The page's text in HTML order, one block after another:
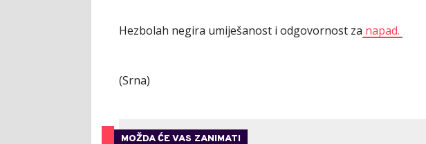
Hezbolah negira umiješanost i odgovornost za napad.
(Srna)
MOŽDA ĆE VAS ZANIMATI